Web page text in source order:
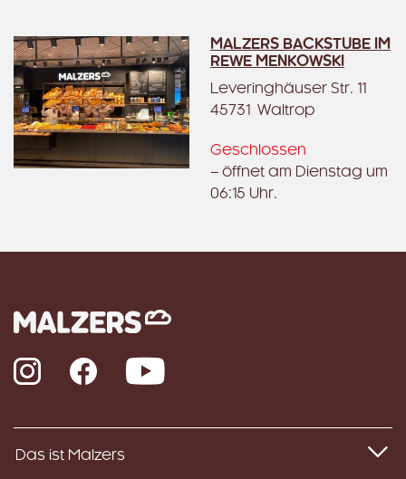
MALZERS BACKSTUBE IM
REWE MENKOWSKI
Leveringhäuser Str. 11
45731 Waltrop
Geschlossen
– öffnet am Dienstag um
06:15 Uhr.
InstagramFacebook YouTube
Das ist Malzers